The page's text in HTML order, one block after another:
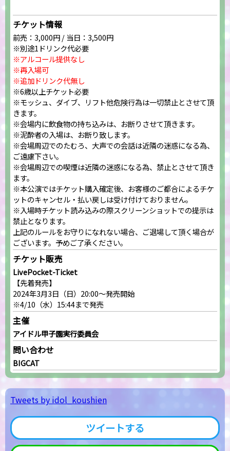
チケット情報
前売：3,000円 / 当日：3,500円
※別途1ドリンク代必要
※アルコール提供なし
※再入場可
※追加ドリンク代無し
※6歳以上チケット必要
※モッシュ、ダイブ、リフト他危険行為は一切禁止とさせて頂
きます。
※会場内に飲食物の持ち込みは、お断りさせて頂きます。
※泥酔者の入場は、お断り致します。
※会場周辺でのたむろ、大声での会話は近隣の迷惑になる為、
ご遠慮下さい。
※会場周辺での喫煙は近隣の迷惑になる為、禁止とさせて頂き
ます。
※本公演ではチケット購入確定後、お客様のご都合によるチケ
ットのキャンセル・払い戻しは受け付けておりません。
※入場時チケット読み込みの際スクリーンショットでの提示は
禁止となります。
上記のルールをお守りになれない場合、ご退場して頂く場合が
ございます。予めご了承ください。
チケット販売
LivePocket-Ticket
【先着発売】
2024年3月3日（日）20:00～発売開始
※4/10（水）15:44まで発売
主催
アイドル甲子園実行委員会
問い合わせ
BIGCAT
Tweets by idol_koushien
ツイートする